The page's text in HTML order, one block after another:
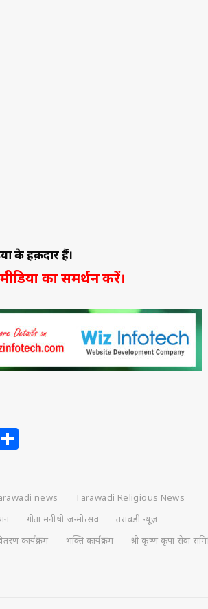
के हक़दार हैं।
का समर्थन करें।
Share
news
Tarawadi Religious News
गीता मनीषी जन्मोत्सव
तरावड़ी न्यूज़
कार्यक्रम भक्ति कार्यक्रम
श्री कृष्ण कृपा सेवा